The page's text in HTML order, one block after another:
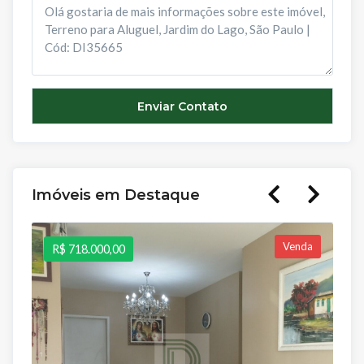
Imóveis em Destaque
R$ 718.000,00 Venda